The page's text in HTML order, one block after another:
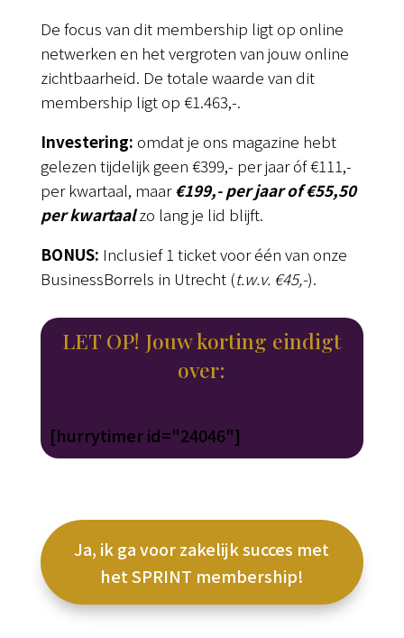
De focus van dit membership ligt op online
netwerken en het vergroten van jouw online
zichtbaarheid. De totale waarde van dit
membership ligt op €1.463,-.
Investering: omdat je ons magazine hebt
gelezen tijdelijk geen €399,- per jaar óf €111,-
per kwartaal, maar€199,- per jaar of €55,50
per kwartaalzo lang je lid blijft.
BONUS: Inclusief 1 ticket voor één van onze
BusinessBorrels in Utrecht (t.w.v. €45,-).
LET OP! Jouw korting eindigt
over:
[hurrytimer id="24046"]
Ja, ik ga voor zakelijk succes met
het SPRINT membership!